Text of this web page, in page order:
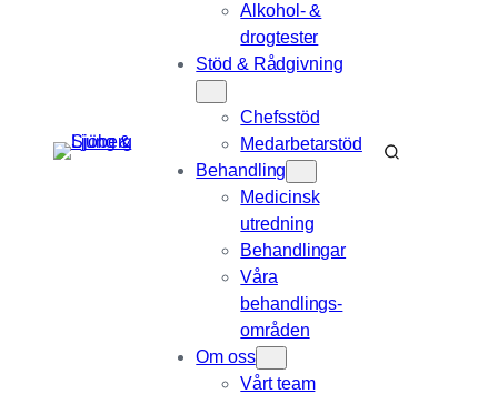
Alkohol- &
drogtester
Stöd & Rådgivning
Chefsstöd
Medarbetarstöd
Behandling
Medicinsk
utredning
Behandlingar
Våra
behandlings­
områden
Om oss
Vårt team